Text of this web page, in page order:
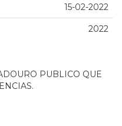
15-02-2022
2022
PUBLICO QUE